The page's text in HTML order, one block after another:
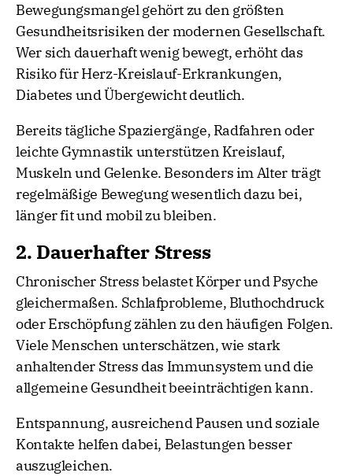
Bewegungsmangel gehört zu den größten
Gesundheitsrisiken der modernen Gesellschaft.
Wer sich dauerhaft wenig bewegt, erhöht das
Risiko für Herz-Kreislauf-Erkrankungen,
Diabetes und Übergewicht deutlich.
Bereits tägliche Spaziergänge, Radfahren oder
leichte Gymnastik unterstützen Kreislauf,
Muskeln und Gelenke. Besonders im Alter trägt
regelmäßige Bewegung wesentlich dazu bei,
länger fit und mobil zu bleiben.
2. Dauerhafter Stress
Chronischer Stress belastet Körper und Psyche
gleichermaßen. Schlafprobleme, Bluthochdruck
oder Erschöpfung zählen zu den häufigen Folgen.
Viele Menschen unterschätzen, wie stark
anhaltender Stress das Immunsystem und die
allgemeine Gesundheit beeinträchtigen kann.
Entspannung, ausreichend Pausen und soziale
Kontakte helfen dabei, Belastungen besser
auszugleichen.